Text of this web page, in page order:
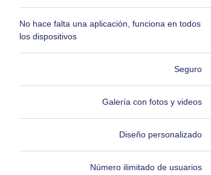
No hace falta una aplicación, funciona en todos
los dispositivos
Seguro
Galería con fotos y videos
Diseño personalizado
Número ilimitado de usuarios